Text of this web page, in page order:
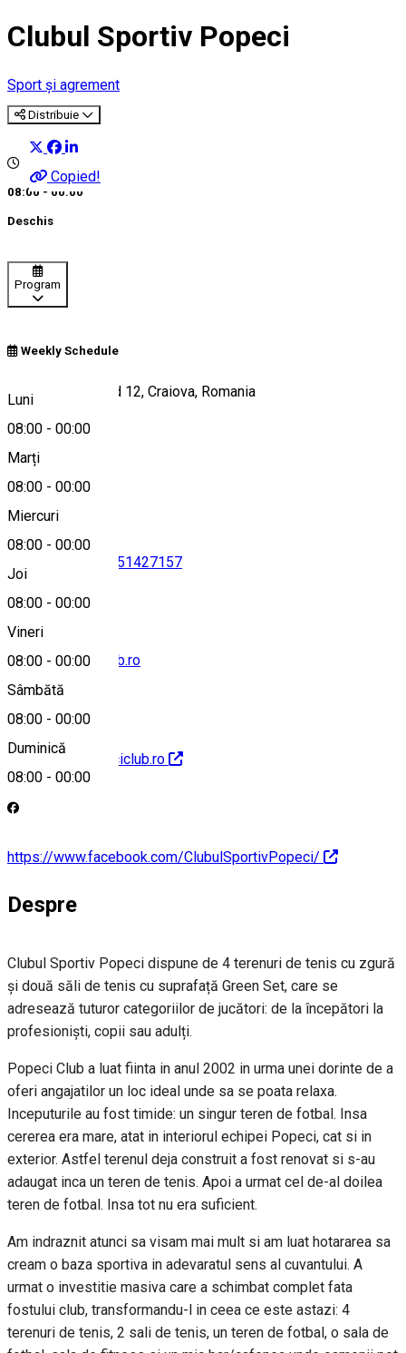
Clubul Sportiv Popeci
Sport și agrement
Distribuie
Copied!
08:00 - 00:00
Deschis
Program
Weekly Schedule
Luni
08:00 - 00:00
Marți
08:00 - 00:00
Miercuri
08:00 - 00:00
Joi
08:00 - 00:00
Vineri
08:00 - 00:00
Sâmbătă
08:00 - 00:00
Duminică
08:00 - 00:00
Strada Henry Ford 12, Craiova, Romania
Hartă
0351427157
office@popeciclub.ro
http://www.popeciclub.ro
https://www.facebook.com/ClubulSportivPopeci/
Despre
Clubul Sportiv Popeci dispune de 4 terenuri de tenis cu zgură
și două săli de tenis cu suprafață Green Set, care se
adresează tuturor categoriilor de jucători: de la începători la
profesioniști, copii sau adulți.
Popeci Club a luat fiinta in anul 2002 in urma unei dorinte de a
oferi angajatilor un loc ideal unde sa se poata relaxa.
Inceputurile au fost timide: un singur teren de fotbal. Insa
cererea era mare, atat in interiorul echipei Popeci, cat si in
exterior. Astfel terenul deja construit a fost renovat si s-au
adaugat inca un teren de tenis. Apoi a urmat cel de-al doilea
teren de fotbal. Insa tot nu era suficient.
Am indraznit atunci sa visam mai mult si am luat hotararea sa
cream o baza sportiva in adevaratul sens al cuvantului. A
urmat o investitie masiva care a schimbat complet fata
fostului club, transformandu-l in ceea ce este astazi: 4
terenuri de tenis, 2 sali de tenis, un teren de fotbal, o sala de